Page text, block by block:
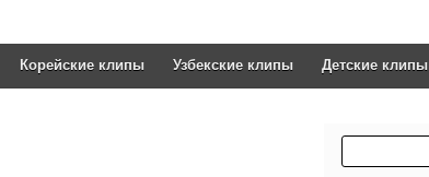
Корейские клипы Узбекские клипы Детские клипы